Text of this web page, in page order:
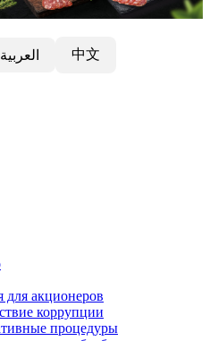
العربية 中文
акционеров
коррупции
процедуры